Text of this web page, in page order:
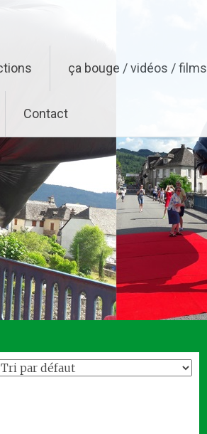
ça bouge / vidéos / films
Contact